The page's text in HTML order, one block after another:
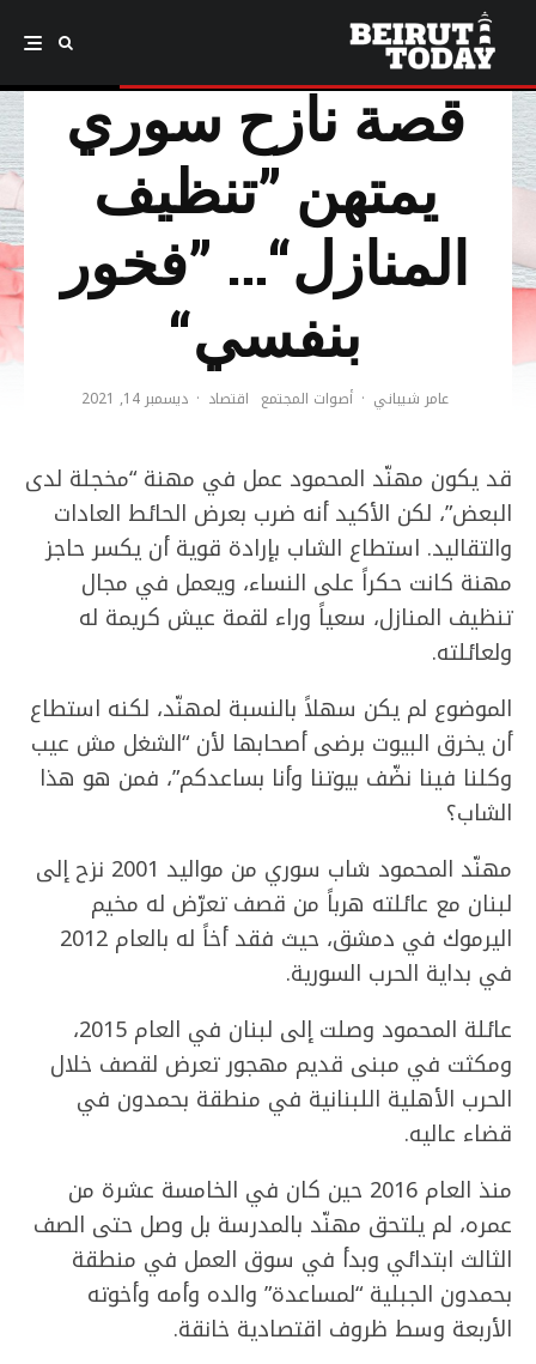
قصة نازح سوري
يمتهن ”تنظيف
المنازل“… ”فخور
بنفسي“
عامر شيباني · أصوات المجتمع اقتصاد · ديسمبر 14, 2021
قد يكون مهنّد المحمود عمل في مهنة “مخجلة لدى
البعض”، لكن الأكيد أنه ضرب بعرض الحائط العادات
والتقاليد. استطاع الشاب بإرادة قوية أن يكسر حاجز
مهنة كانت حكراً على النساء، ويعمل في مجال
تنظيف المنازل، سعياً وراء لقمة عيش كريمة له
ولعائلته.
الموضوع لم يكن سهلاً بالنسبة لمهنّد، لكنه استطاع
أن يخرق البيوت برضى أصحابها لأن “الشغل مش عيب
وكلنا فينا نضّف بيوتنا وأنا بساعدكم”، فمن هو هذا
الشاب؟
مهنّد المحمود شاب سوري من مواليد 2001 نزح إلى
لبنان مع عائلته هرباً من قصف تعرّض له مخيم
اليرموك في دمشق، حيث فقد أخاً له بالعام 2012
في بداية الحرب السورية.
عائلة المحمود وصلت إلى لبنان في العام 2015،
ومكثت في مبنى قديم مهجور تعرض لقصف خلال
الحرب الأهلية اللبنانية في منطقة بحمدون في
قضاء عاليه.
منذ العام 2016 حين كان في الخامسة عشرة من
عمره، لم يلتحق مهنّد بالمدرسة بل وصل حتى الصف
الثالث ابتدائي وبدأ في سوق العمل في منطقة
بحمدون الجبلية “لمساعدة” والده وأمه وأخوته
الأربعة وسط ظروف اقتصادية خانقة.